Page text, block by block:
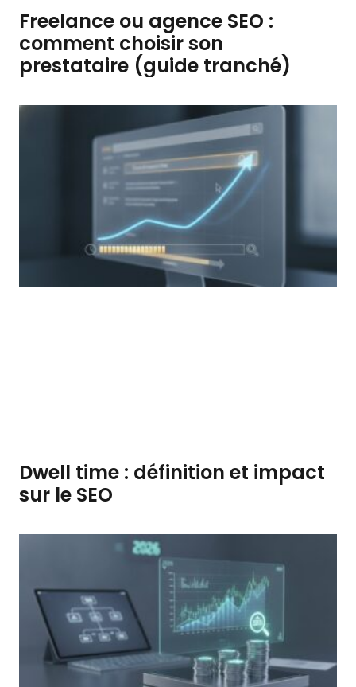
Freelance ou agence SEO :
comment choisir son
prestataire (guide tranché)
Dwell time : définition et impact
sur le SEO